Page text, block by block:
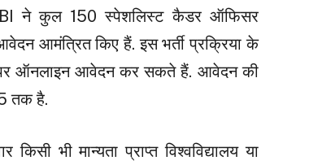
ने कुल 150 स्पेशलिस्ट कैडर ऑफिसर
आमंत्रित किए हैं. इस भर्ती प्रक्रिया के
ऑनलाइन आवेदन कर सकते हैं. आवेदन की
तक है.
भी मान्यता प्राप्त विश्वविद्यालय या